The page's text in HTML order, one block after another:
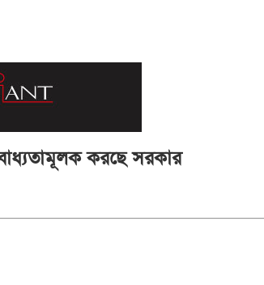
বাধ্যতামূলক করছে সরকার